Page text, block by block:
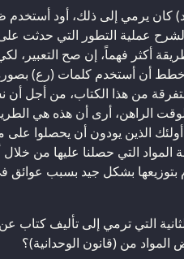
كان يرمي إلى ذلك، أود أستخدم
عملية التطور التي حدثت
أكثر فهماً، إن صح التعبير،
أخطط أن أستخدم كلمات (رع)
من هذا الكتاب، من أجل
الراهن، أرى أن هذه هي
الذين يودون أن يحصلوا على
المواد التي حصلنا عليها من
بتوزيعها بشكل جيد بسبب عوائق
التي ترمي إلى تأليف كتاب
من (قانون الوحدانية)؟